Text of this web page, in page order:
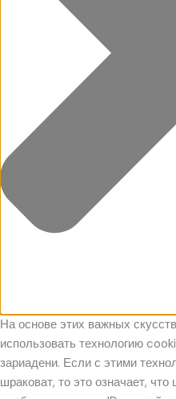
На основе этих важных
использовать технологию
зариадени. Если с этими
шраковат, то это означает,